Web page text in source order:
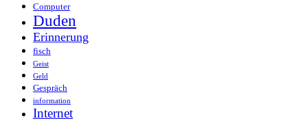
Computer
Duden
Erinnerung
fisch
Geist
Geld
Gespräch
information
Internet